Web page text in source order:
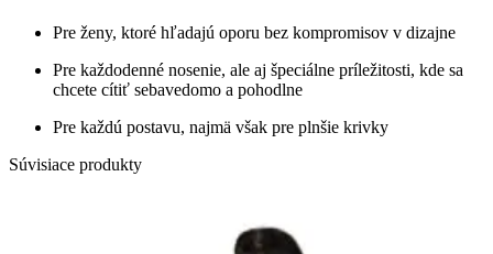
Pre ženy, ktoré hľadajú oporu bez kompromisov v dizajne
Pre každodenné nosenie, ale aj špeciálne príležitosti, kde sa
chcete cítiť sebavedomo a pohodlne
Pre každú postavu, najmä však pre plnšie krivky
Súvisiace produkty